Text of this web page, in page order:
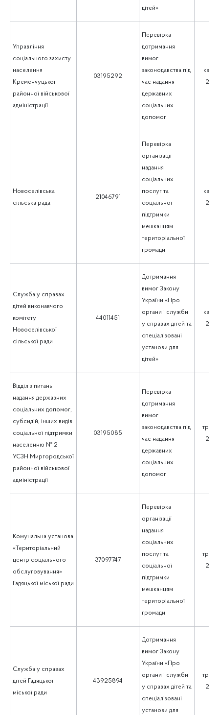
дітей»
Управління
соціального захисту
населення
Кременчуцької
районної військової
адміністрації
03195292
Перевірка
дотримання
вимог
законодавства під
час надання
державних
соціальних
допомог
Новоселівська
сільська рада
21046791
Перевірка
організації
надання
соціальних
послуг та
соціальної
підтримки
мешканцям
територіальної
громади
Служба у справах
дітей виконавчого
комітету
Новоселівської
сільської ради
44011451
Дотримання
вимог Закону
України «Про
органи і служби
у справах дітей та
спеціалізовані
установи для
дітей»
Відділ з питань
надання державних
соціальних допомог,
субсидій, інших видів
соціальної підтримки
населенню № 2
УСЗН Миргородської
районної військової
адміністрації
03195085
Перевірка
дотримання
вимог
законодавства під
час надання
державних
соціальних
допомог
Комунальна установа
«Територіальний
центр соціального
обслуговування»
Гадяцької міської ради
37097747
Перевірка
організації
надання
соціальних
послуг та
соціальної
підтримки
мешканцям
територіальної
громади
Служба у справах
дітей Гадяцької
міської ради
43925894
Дотримання
вимог Закону
України «Про
органи і служби
у справах дітей та
спеціалізовані
установи для